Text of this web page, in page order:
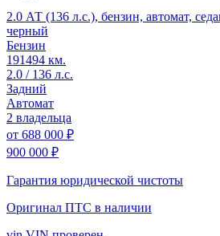
2.0 АТ (136 л.с.), бензин, автомат,
черный
Бензин
191494 км.
2.0 / 136 л.с.
Задний
Автомат
2 владельца
от 688 000 ₽
900 000 ₽
Гарантия юридической чистоты
Оригинал ПТС в наличии